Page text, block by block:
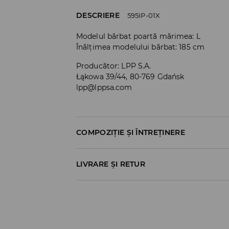
DESCRIERE 595IP-01X
Modelul bărbat poartă mărimea: L
Înălțimea modelului bărbat: 185 cm
Producător: LPP S.A.
Łąkowa 39/44, 80-769 Gdańsk
lpp@lppsa.com
COMPOZIȚIE ȘI ÎNTREȚINERE
PRIMUL MATERIAL : 60% BUMBAC, 40%
LIVRARE ȘI RETUR